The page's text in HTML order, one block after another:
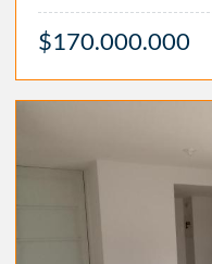
$170.000.000